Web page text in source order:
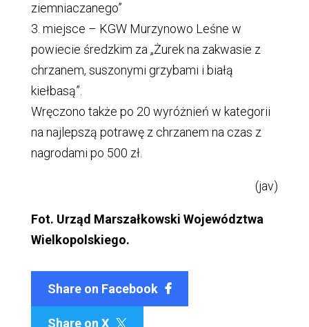
ziemniaczanego”
3. miejsce – KGW Murzynowo Leśne w
powiecie średzkim za „Żurek na zakwasie z
chrzanem, suszonymi grzybami i białą
kiełbasą”.
Wręczono także po 20 wyróżnień w kategorii
na najlepszą potrawę z chrzanem na czas z
nagrodami po 500 zł.
(jav)
Fot. Urząd Marszałkowski Województwa
Wielkopolskiego.
Share on Facebook
Share on X 